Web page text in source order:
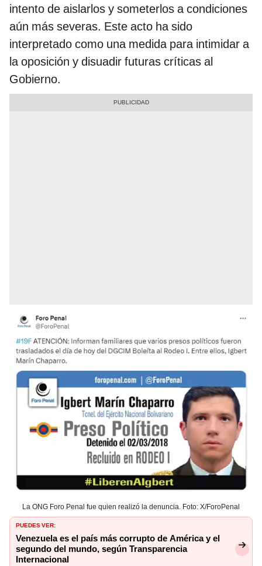
intento de aislarlos y someterlos a condiciones
aún más severas. Este acto ha sido
interpretado como una medida para intimidar a
la oposición y disuadir futuras críticas al
Gobierno.
La ONG Foro Penal fue quien realizó la denuncia. Foto: X/ForoPenal
PUEDES VER:
Venezuela es el país más corrupto de América y el
segundo del mundo, según Transparencia
Internacional